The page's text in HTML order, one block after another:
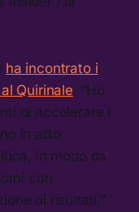
ha incontrato i
Quirinale. “Ho
di accelerare i
in atto
in modo da
con
di risultati,”